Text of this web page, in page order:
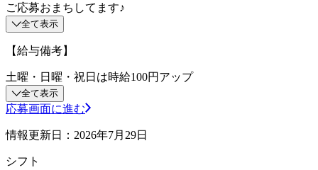
ご応募おまちしてます♪
全て表示
【給与備考】
土曜・日曜・祝日は時給100円アップ
全て表示
応募画面に進む
情報更新日：2026年7月29日
シフト